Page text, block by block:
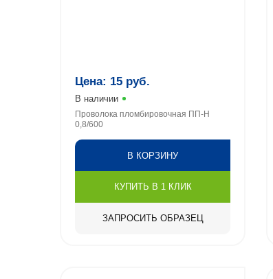
Цена: 15 руб.
В наличии
Проволока пломбировочная ПП-Н
0,8/600
В КОРЗИНУ
КУПИТЬ В 1 КЛИК
ЗАПРОСИТЬ ОБРАЗЕЦ